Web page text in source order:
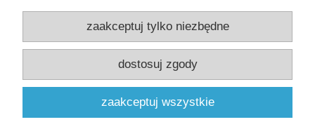
PHUP FUGAZI
Bratków 6
43-100 Tychy
fugazi.tychy@gmail.com,biuro@e-oknadachowe.pl
tel:509-308-681
zaakceptuj tylko niezbędne
dostosuj zgody
zaakceptuj wszystkie